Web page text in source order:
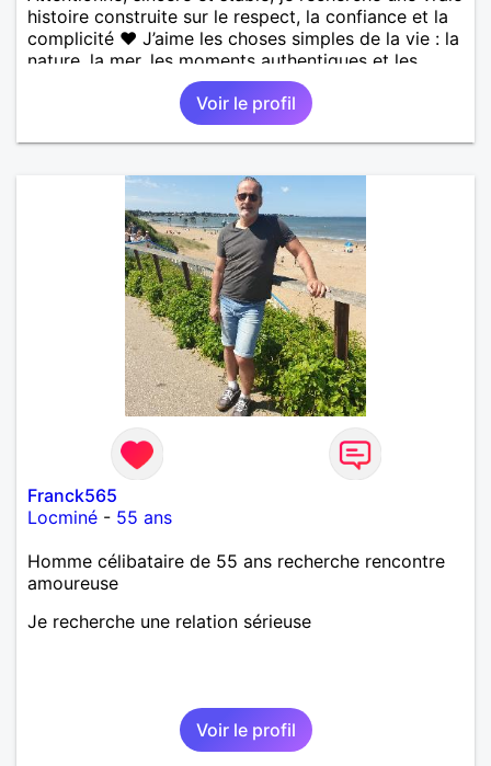
histoire construite sur le respect, la confiance et la
complicité ❤️ J’aime les choses simples de la vie : la
nature, la mer, les moments authentiques et les
personnes au grand cœur 🌊🌿 Très câlin et
affectueux, j’adore les petits moments de tendresse
et les calinous réguliers 😊❤️ La solitude finit parfois
par peser, alors si tu es en Nouvelle-Calédonie et
temps de discuter… et laissons l’avenir nous guider
Voir le profil
Franck565
Locminé - 55 ans
Homme célibataire de 55 ans recherche rencontre
amoureuse
Je recherche une relation sérieuse
Voir le profil